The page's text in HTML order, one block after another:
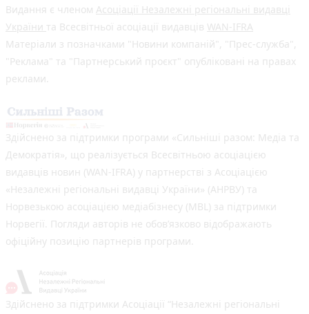
Видання є членом Асоціації Незалежні регіональні видавці
України та Всесвітньої асоціації видавців WAN-IFRA
Матеріали з позначками "Новини компаній", "Прес-служба",
"Реклама" та "Партнерський проєкт" опубліковані на правах
реклами.
Здійснено за підтримки програми «Сильніші разом: Медіа та
Демократія», що реалізується Всесвітньою асоціацією
видавців новин (WAN-IFRA) у партнерстві з Асоціацією
«Незалежні регіональні видавці України» (АНРВУ) та
Норвезькою асоціацією медіабізнесу (MBL) за підтримки
Норвегії. Погляди авторів не обов’язково відображають
офіційну позицію партнерів програми.
Здійснено за підтримки Асоціації “Незалежні регіональні